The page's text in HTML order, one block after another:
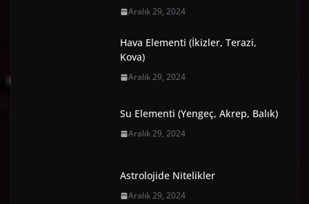
Aralık 29, 2024
Hava Elementi (İkizler, Terazi,
Kova)
Aralık 29, 2024
Su Elementi (Yengeç, Akrep, Balık)
Aralık 29, 2024
Astrolojide Nitelikler
Aralık 29, 2024